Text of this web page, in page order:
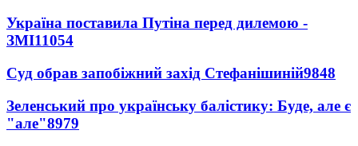
Україна поставила Путіна перед дилемою -
ЗМІ11054
Суд обрав запобіжний захід Стефанішиній9848
Зеленський про українську балістику: Буде, але є
"але"8979